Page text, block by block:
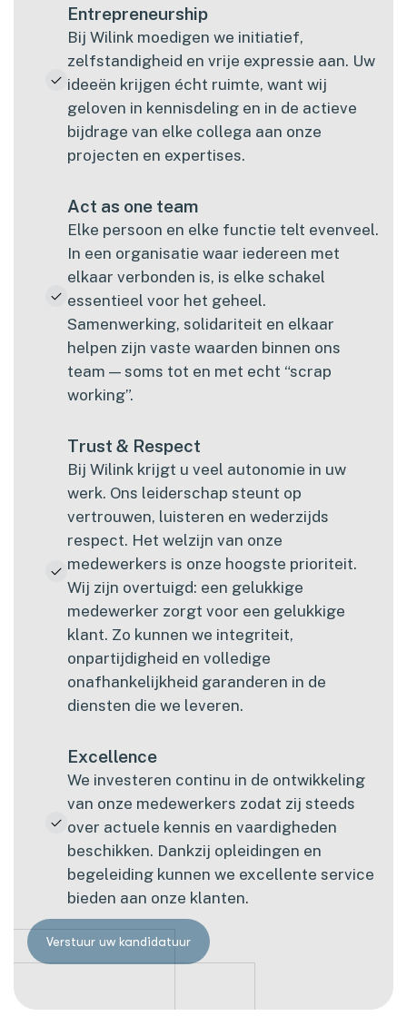
Entrepreneurship
Bij Wilink moedigen we initiatief,
zelfstandigheid en vrije expressie aan. Uw
ideeën krijgen écht ruimte, want wij
geloven in kennisdeling en in de actieve
bijdrage van elke collega aan onze
projecten en expertises.
Act as one team
Elke persoon en elke functie telt evenveel.
In een organisatie waar iedereen met
elkaar verbonden is, is elke schakel
essentieel voor het geheel.
Samenwerking, solidariteit en elkaar
helpen zijn vaste waarden binnen ons
team — soms tot en met echt “scrap
working”.
Trust & Respect
Bij Wilink krijgt u veel autonomie in uw
werk. Ons leiderschap steunt op
vertrouwen, luisteren en wederzijds
respect. Het welzijn van onze
medewerkers is onze hoogste prioriteit.
Wij zijn overtuigd: een gelukkige
medewerker zorgt voor een gelukkige
klant. Zo kunnen we integriteit,
onpartijdigheid en volledige
onafhankelijkheid garanderen in de
diensten die we leveren.
Excellence
We investeren continu in de ontwikkeling
van onze medewerkers zodat zij steeds
over actuele kennis en vaardigheden
beschikken. Dankzij opleidingen en
begeleiding kunnen we excellente service
bieden aan onze klanten.